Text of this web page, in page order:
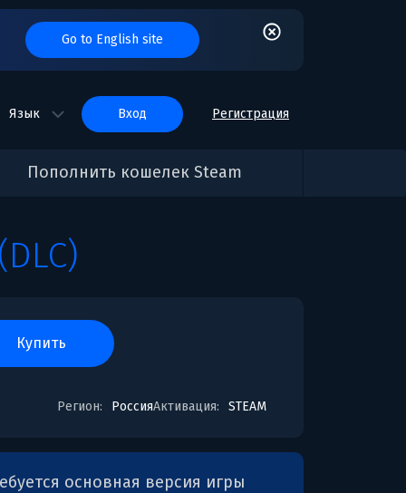
Go to English site
Язык вход Регистрация
Пополнить кошелек Steam
(DLC)
купить
Регион: РоссияАктивация: STEAM
основная версия игры